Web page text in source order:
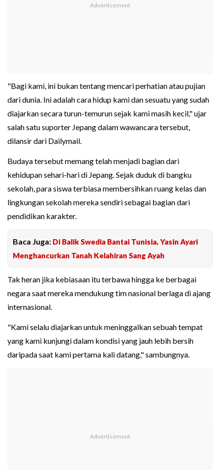
"Bagi kami, ini bukan tentang mencari perhatian atau pujian
dari dunia. Ini adalah cara hidup kami dan sesuatu yang sudah
diajarkan secara turun-temurun sejak kami masih kecil," ujar
salah satu suporter Jepang dalam wawancara tersebut,
dilansir dari Dailymail.
Budaya tersebut memang telah menjadi bagian dari
kehidupan sehari-hari di Jepang. Sejak duduk di bangku
sekolah, para siswa terbiasa membersihkan ruang kelas dan
lingkungan sekolah mereka sendiri sebagai bagian dari
pendidikan karakter.
Baca Juga: Di Balik Swedia Bantai Tunisia, Yasin Ayari
Menghancurkan Tanah Kelahiran Sang Ayah
Tak heran jika kebiasaan itu terbawa hingga ke berbagai
negara saat mereka mendukung tim nasional berlaga di ajang
internasional.
"Kami selalu diajarkan untuk meninggalkan sebuah tempat
yang kami kunjungi dalam kondisi yang jauh lebih bersih
daripada saat kami pertama kali datang," sambungnya.